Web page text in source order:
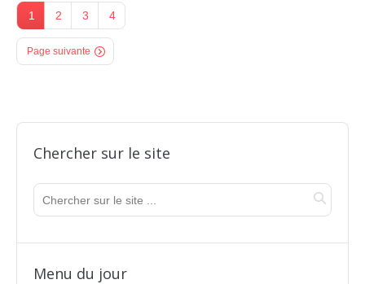
1 2 3 4
Page suivante
Chercher sur le site
Menu du jour